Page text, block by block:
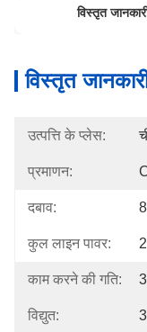
विस्तृत
विस्तृत
उत्पत्ति के प्लेस:
प्रमाणन:
दबाव:
कुल लाइन पावर:
काम करने की गति:
विद्युत: